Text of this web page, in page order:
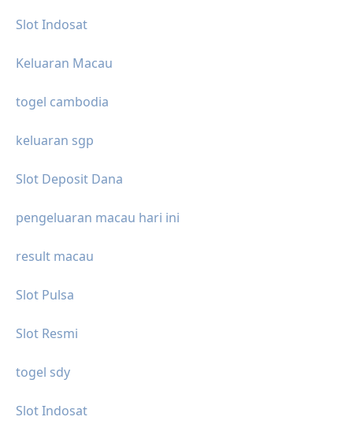
Slot Indosat
Keluaran Macau
togel cambodia
keluaran sgp
Slot Deposit Dana
pengeluaran macau hari ini
result macau
Slot Pulsa
Slot Resmi
togel sdy
Slot Indosat